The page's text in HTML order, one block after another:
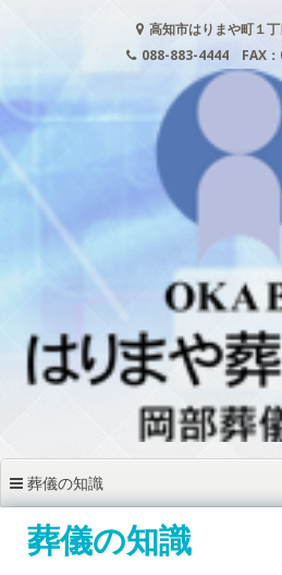
高知市はりまや町１
088-883-4444 FAX
葬儀の知識
葬儀の知識